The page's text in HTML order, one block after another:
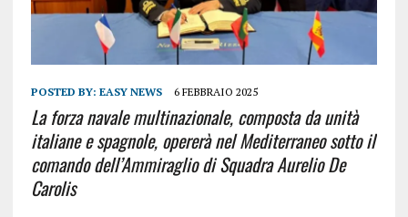
POSTED BY: EASY NEWS 6 FEBBRAIO 2025
La forza navale multinazionale, composta da unità
italiane e spagnole, opererà nel Mediterraneo sotto il
comando dell’Ammiraglio di Squadra Aurelio De
Carolis